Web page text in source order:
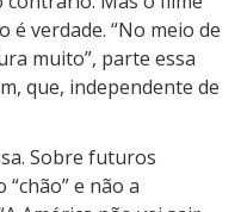
é verdade. “No meio de
muito”, parte essa
que, independente de
Sobre futuros
e não a